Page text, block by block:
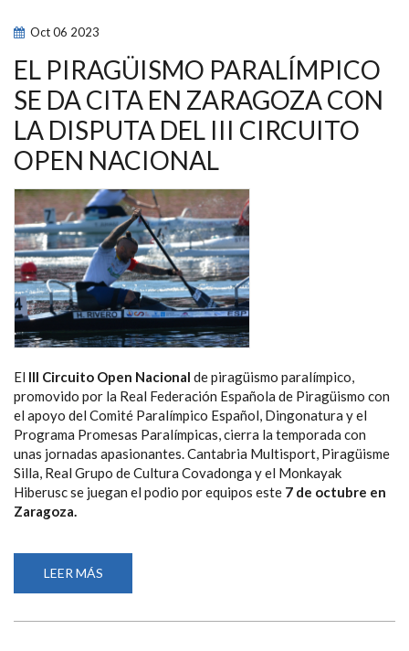
CONCENTRARÁN
EN
NAVIDAD
Oct06 2023
EL PIRAGÜISMO PARALÍMPICO
SE DA CITA EN ZARAGOZA CON
LA DISPUTA DEL III CIRCUITO
OPEN NACIONAL
El III Circuito Open Nacional de piragüismo paralímpico,
promovido por la Real Federación Española de Piragüismo con
el apoyo del Comité Paralímpico Español, Dingonatura y el
Programa Promesas Paralímpicas, cierra la temporada con
unas jornadas apasionantes. Cantabria Multisport, Piragüisme
Silla, Real Grupo de Cultura Covadonga y el Monkayak
Hiberusc se juegan el podio por equipos este 7 de octubre en
Zaragoza.
LEER MÁS
PIRAGÜISMO
SE